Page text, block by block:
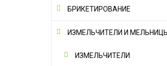
БРИКЕТИРОВАНИЕ
ИЗМЕЛЬЧИТЕЛИ И МЕЛЬНИЦЫ
ИЗМЕЛЬЧИТЕЛИ